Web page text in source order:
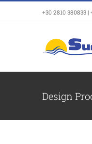
+30 2810 380833 |
Design